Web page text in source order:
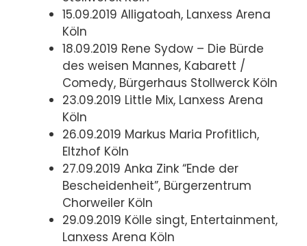
15.09.2019 Alligatoah, Lanxess Arena
Köln
18.09.2019 Rene Sydow – Die Bürde
des weisen Mannes, Kabarett /
Comedy, Bürgerhaus Stollwerck Köln
23.09.2019 Little Mix, Lanxess Arena
Köln
26.09.2019 Markus Maria Profitlich,
Eltzhof Köln
27.09.2019 Anka Zink “Ende der
Bescheidenheit”, Bürgerzentrum
Chorweiler Köln
29.09.2019 Kölle singt, Entertainment,
Lanxess Arena Köln